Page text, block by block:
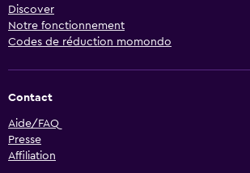
Discover
Notre fonctionnement
Codes de réduction momondo
Contact
Aide/FAQ
Presse
Affiliation